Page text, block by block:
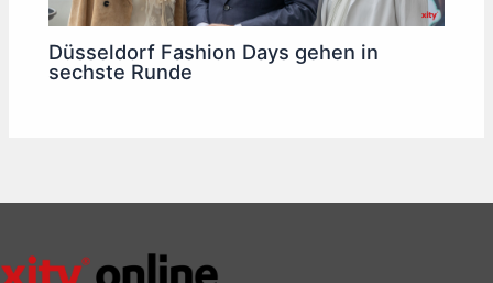
Düsseldorf Fashion Days gehen in
sechste Runde